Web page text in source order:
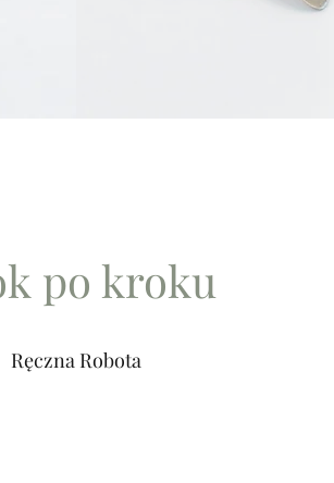
po kroku
Ręczna Robota